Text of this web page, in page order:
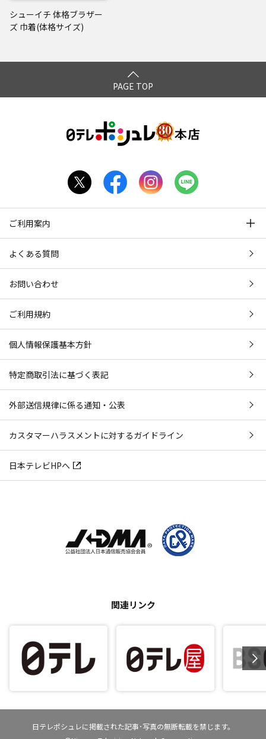
シューイチ 体格ブラザー
ズ 巾着(体格サイズ)
PAGE TOP
ご利用案内
よくある質問
お問い合わせ
ご利用規約
個人情報保護基本方針
特定商取引法に基づく表記
外部送信規律に係る通知・公表
カスタマーハラスメントに対するガイドライン
日本テレビHPへ
関連リンク
日テレポシュレに掲載された記事･写真の無断転載を禁じます。